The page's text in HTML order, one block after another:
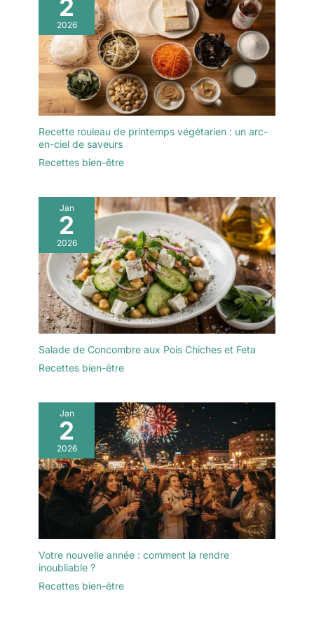
2
2026
Recette rouleau de printemps végétarien : un arc-
en-ciel de saveurs
Recettes bien-être
Jan
2
2026
Salade de Concombre aux Pois Chiches et Feta
Recettes bien-être
Jan
2
2026
Votre nouvelle année : comment la rendre
inoubliable ?
Recettes bien-être